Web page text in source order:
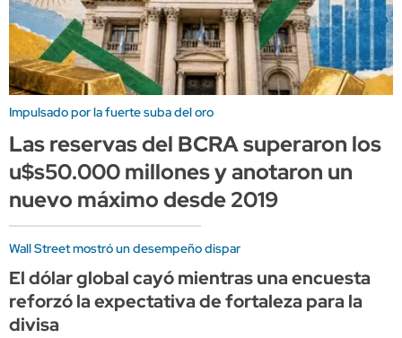
Impulsado por la fuerte suba del oro
Las reservas del BCRA superaron los
u$s50.000 millones y anotaron un
nuevo máximo desde 2019
Wall Street mostró un desempeño dispar
El dólar global cayó mientras una encuesta
reforzó la expectativa de fortaleza para la
divisa